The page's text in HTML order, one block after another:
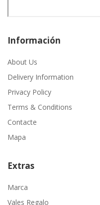
Información
About Us
Delivery Information
Privacy Policy
Terms & Conditions
Contacte
Mapa
Extras
Marca
Vales Regalo